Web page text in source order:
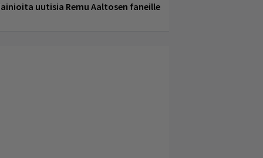
uutisia Remu Aaltosen faneille